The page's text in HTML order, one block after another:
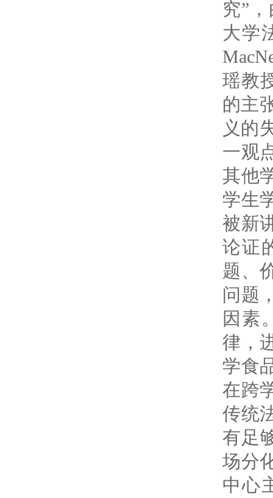
究”
大学
瑶教
的主
义的
一观
其他
学生
被新
论证
题、
问题
因素
律，
学食
在跨
传统
有足
场分
中心